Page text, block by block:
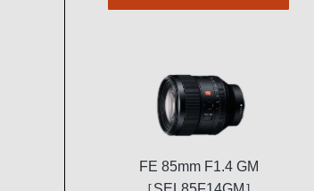
FE 85mm F1.4 GM